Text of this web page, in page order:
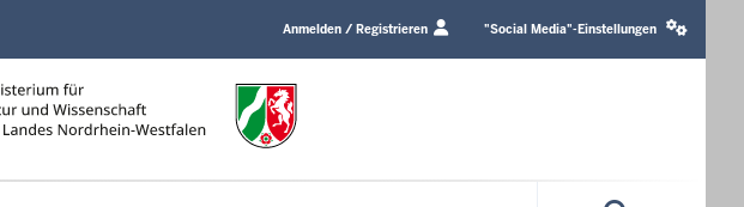
Anmelden / Registrieren
media
"Social Media"-Einstellungen